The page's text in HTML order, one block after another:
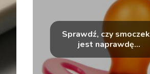
Sprawdź, czy smoczek
jest naprawdę
niezbędny w szpitalu –
odkryj prawdę!